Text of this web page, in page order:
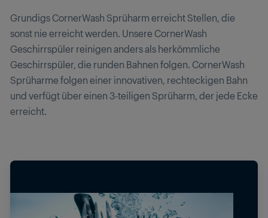
Grundigs CornerWash Sprüharm erreicht Stellen, die
sonst nie erreicht werden. Unsere CornerWash
Geschirrspüler reinigen anders als herkömmliche
Geschirrspüler, die runden Bahnen folgen. CornerWash
Sprüharme folgen einer innovativen, rechteckigen Bahn
und verfügt über einen 3-teiligen Sprüharm, der jede Ecke
erreicht.